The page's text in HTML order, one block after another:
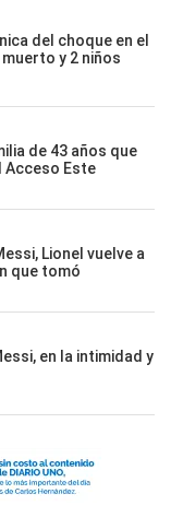
del choque en el
y 2 niños
de 43 años que
Acceso Este
Lionel vuelve a
que tomó
en la intimidad y